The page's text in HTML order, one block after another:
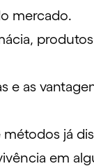
mercado.
e as
já
em